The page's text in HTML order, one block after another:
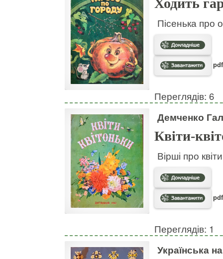
Ходить
Пісенька про
Переглядів: 6
Демченко
Квіти-
Вірші про
Переглядів: 1
Українська